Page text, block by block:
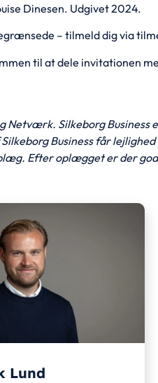
Dinesen. Udgivet 2024.
– tilmeld dig via
til at dele invitationen
Netværk. Silkeborg
Business får
Efter oplægget er der
Lund